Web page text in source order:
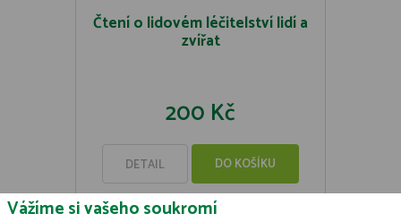
Čtení o lidovém léčitelství lidí a
zvířat
200 Kč
DETAIL DO KOŠÍKU
Vážíme si vašeho soukromí